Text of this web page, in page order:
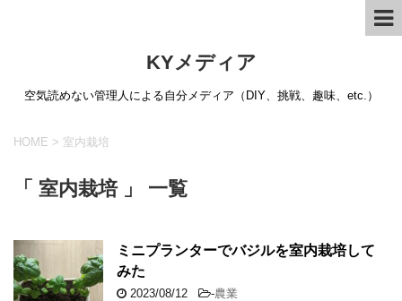
KYメディア
空気読めない管理人による自分メディア（DIY、挑戦、趣味、etc.）
HOME > 室内栽培
「 室内栽培 」 一覧
ミニプランターでバジルを室内栽培して
みた
2023/08/12 -農業